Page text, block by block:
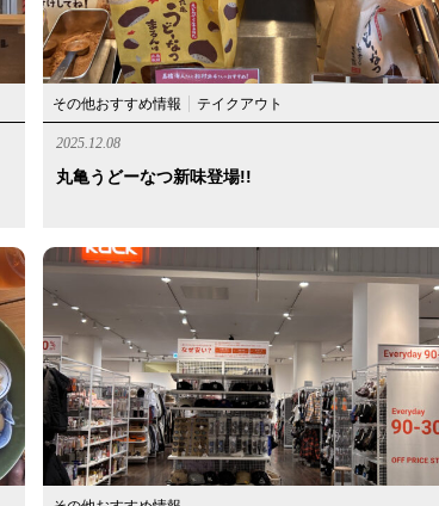
その他おすすめ情報 テイクアウト
2025.12.08
丸亀うどーなつ新味登場!!